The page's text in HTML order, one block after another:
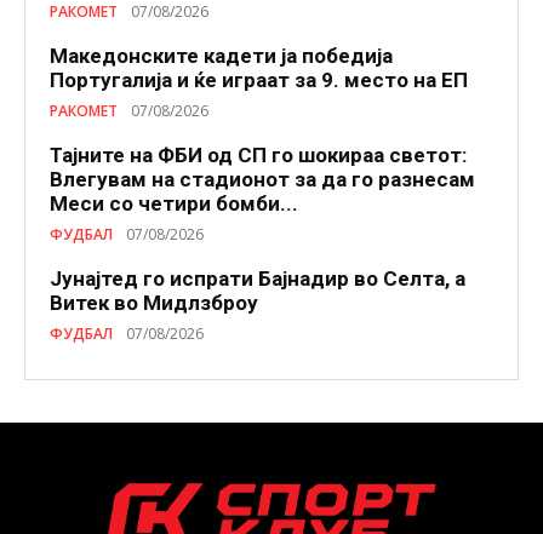
РАКОМЕТ 07/08/2026
Македонските кадети ја победија
Португалија и ќе играат за 9. место на ЕП
РАКОМЕТ 07/08/2026
Тајните на ФБИ од СП го шокираа светот:
Влегувам на стадионот за да го разнесам
Меси со четири бомби...
ФУДБАЛ 07/08/2026
Јунајтед го испрати Бајнадир во Селта, а
Витек во Мидлзброу
ФУДБАЛ 07/08/2026